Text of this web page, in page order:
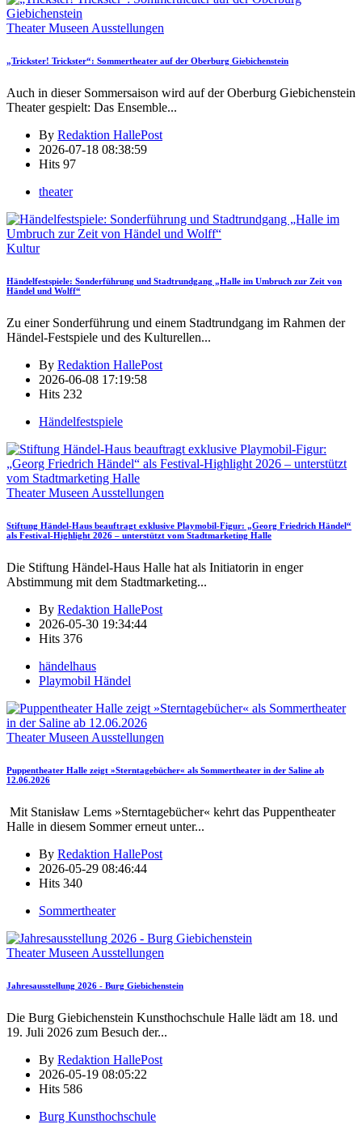
Theater Museen Ausstellungen
„Trickster! Trickster“: Sommertheater auf der Oberburg Giebichenstein
Auch in dieser Sommersaison wird auf der Oberburg Giebichenstein
Theater gespielt: Das Ensemble...
By Redaktion HallePost
2026-07-18 08:38:59
Hits 97
theater
Kultur
Händelfestspiele: Sonderführung und Stadtrundgang „Halle im Umbruch zur Zeit von
Händel und Wolff“
Zu einer Sonderführung und einem Stadtrundgang im Rahmen der
Händel-Festspiele und des Kulturellen...
By Redaktion HallePost
2026-06-08 17:19:58
Hits 232
Händelfestspiele
Theater Museen Ausstellungen
Stiftung Händel-Haus beauftragt exklusive Playmobil-Figur: „Georg Friedrich Händel“
als Festival-Highlight 2026 – unterstützt vom Stadtmarketing Halle
Die Stiftung Händel-Haus Halle hat als Initiatorin in enger
Abstimmung mit dem Stadtmarketing...
By Redaktion HallePost
2026-05-30 19:34:44
Hits 376
händelhaus
Playmobil Händel
Theater Museen Ausstellungen
Puppentheater Halle zeigt »Sterntagebücher« als Sommertheater in der Saline ab
12.06.2026
Mit Stanisław Lems »Sterntagebücher« kehrt das Puppentheater
Halle in diesem Sommer erneut unter...
By Redaktion HallePost
2026-05-29 08:46:44
Hits 340
Sommertheater
Theater Museen Ausstellungen
Jahresausstellung 2026 - Burg Giebichenstein
Die Burg Giebichenstein Kunsthochschule Halle lädt am 18. und
19. Juli 2026 zum Besuch der...
By Redaktion HallePost
2026-05-19 08:05:22
Hits 586
Burg Kunsthochschule